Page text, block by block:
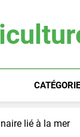
lié à la mer